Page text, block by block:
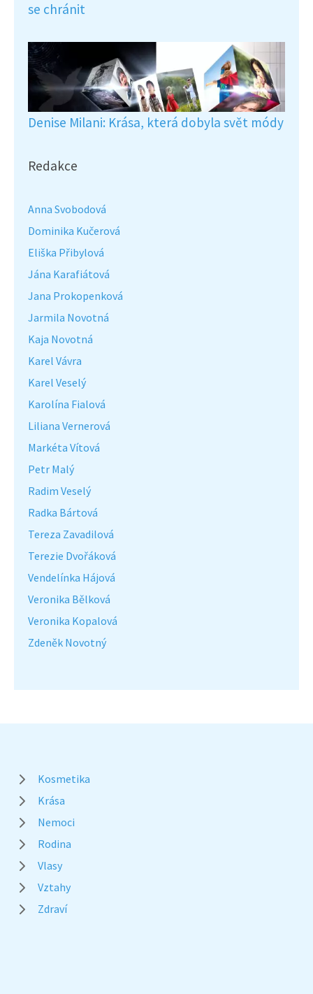
se chránit
Denise Milani: Krása, která dobyla svět módy
Redakce
Anna Svobodová
Dominika Kučerová
Eliška Přibylová
Jána Karafiátová
Jana Prokopenková
Jarmila Novotná
Kaja Novotná
Karel Vávra
Karel Veselý
Karolína Fialová
Liliana Vernerová
Markéta Vítová
Petr Malý
Radim Veselý
Radka Bártová
Tereza Zavadilová
Terezie Dvořáková
Vendelínka Hájová
Veronika Bělková
Veronika Kopalová
Zdeněk Novotný
Kosmetika
Krása
Nemoci
Rodina
Vlasy
Vztahy
Zdraví